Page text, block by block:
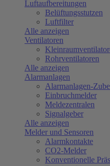
Luftaufbereitungen
Belüftungsstutzen
Luftfilter
Alle anzeigen
Ventilatoren
Rohrventilatoren
Alle anzeigen
Alarmanlagen
Alarmanlagen-
Einbruchmelder
Meldezentralen
Signalgeber
Alle anzeigen
Melder und Sensoren
Alarmkontakte
CO2-Melder
Konventionelle